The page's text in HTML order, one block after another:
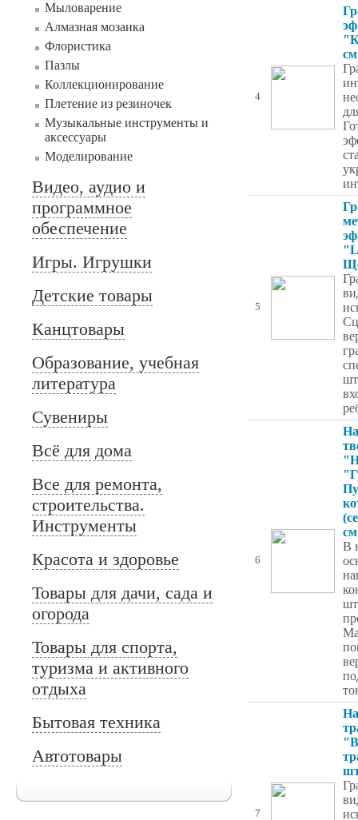
Мыловарение
Алмазная мозаика
Флористика
Пазлы
Коллекционирование
Плетение из резиночек
Музыкальные инструменты и
аксессуары
Моделирование
Видео, аудио и
программное
обеспечение
Игры. Игрушки
Детские товары
Канцтовары
Образование, учебная
литература
Сувениры
Всё для дома
Все для ремонта,
строительства.
Инструменты
Красота и здоровье
Товары для дачи, сада и
огорода
Товары для спорта,
туризма и активного
отдыха
Бытовая техника
Автотовары
4
см
5
6
см
В
7